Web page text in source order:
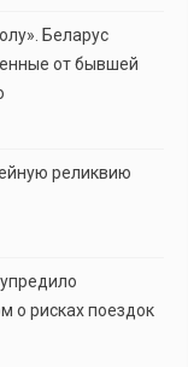
Беларус
от бывшей
реликвию
о рисках поездок